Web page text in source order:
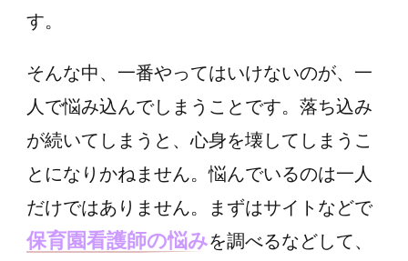
す。
そんな中、一番やってはいけないのが、一
人で悩み込んでしまうことです。落ち込み
が続いてしまうと、心身を壊してしまうこ
とになりかねません。悩んでいるのは一人
だけではありません。まずはサイトなどで
保育園看護師の悩みを調べるなどして、